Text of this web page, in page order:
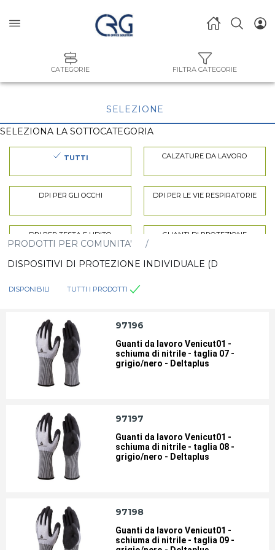
CATEGORIE FILTRA CATEGORIE
SELEZIONE
SELEZIONA LA SOTTOCATEGORIA
TUTTI CALZATURE DA LAVORO
DPI PER GLI OCCHI DPI PER LE VIE RESPIRATORIE
DPI PER TESTA E UDITO GUANTI DI PROTEZIONE
PRODOTTI PER COMUNITA'
DISPOSITIVI DI PROTEZIONE INDIVIDUALE (D
DISPONIBILI TUTTI I PRODOTTI
97196
Guanti da lavoro Venicut01 -
schiuma di nitrile - taglia 07 -
grigio/nero - Deltaplus
97197
Guanti da lavoro Venicut01 -
schiuma di nitrile - taglia 08 -
grigio/nero - Deltaplus
97198
Guanti da lavoro Venicut01 -
schiuma di nitrile - taglia 09 -